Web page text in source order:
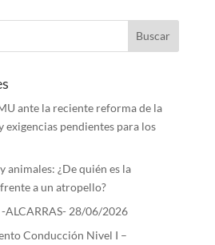
ante la reciente reforma de la
exigencias pendientes para los
animales: ¿De quién es la
a un atropello?
28/06/2026
Conducción Nivel I –